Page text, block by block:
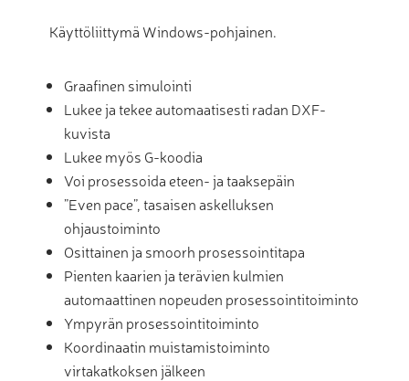
Käyttöliittymä Windows-pohjainen.
Graafinen simulointi
Lukee ja tekee automaatisesti radan DXF-
kuvista
Lukee myös G-koodia
Voi prosessoida eteen- ja taaksepäin
”Even pace”, tasaisen askelluksen
ohjaustoiminto
Osittainen ja smoorh prosessointitapa
Pienten kaarien ja terävien kulmien
automaattinen nopeuden prosessointitoiminto
Ympyrän prosessointitoiminto
Koordinaatin muistamistoiminto
virtakatkoksen jälkeen